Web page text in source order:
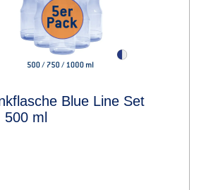
Blue Line Set
ml